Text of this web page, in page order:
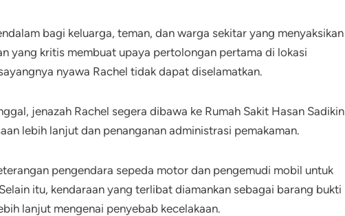
bagi keluarga, teman, dan warga sekitar yang menyaksikan
yang kritis membuat upaya pertolongan pertama di lokasi
nyawa Rachel tidak dapat diselamatkan.
jenazah Rachel segera dibawa ke Rumah Sakit Hasan Sadikin
lebih lanjut dan penanganan administrasi pemakaman.
pengendara sepeda motor dan pengemudi mobil untuk
itu, kendaraan yang terlibat diamankan sebagai barang bukti
lanjut mengenai penyebab kecelakaan.